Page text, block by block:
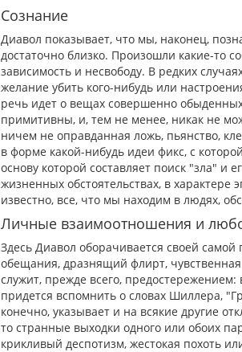
Сознание
Диавол показывает, что мы, наконец,
достаточно близко. Произошли какие-то
зависимость и несвободу. В редких
желание убить кого-нибудь или
речь идет о вещах совершенно
примитивны, и, тем не менее, никак не
ничем не оправданная ложь, пьянство,
в форме какой-нибудь идеи фикс, с
основу которой составляет поиск "зла" и
жизненных обстоятельствах, в характере
известно, все, что мы находим в людях,
Личные взаимоотношения и
Здесь Диавол оборачивается своей
обещания, дразнящий флирт, чувственная
служит, прежде всего,
придется вспомнить о словах Шиллера,
конечно, указывает и на всякие другие
то странные выходки одного или обоих
крикливый деспотизм, жестокая похоть